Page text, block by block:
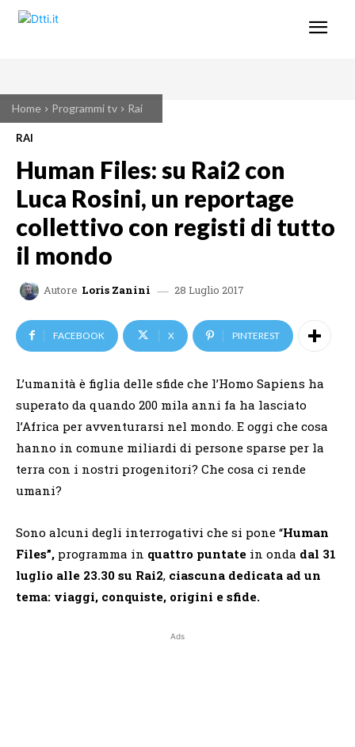
Home Programmi tv Rai
RAI
Human Files: su Rai2 con
Luca Rosini, un reportage
collettivo con registi di tutto
il mondo
Autore Loris Zanini 28 Luglio 2017
FACEBOOK X PINTEREST
L’umanità è figlia delle sfide che l’Homo Sapiens ha
superato da quando 200 mila anni fa ha lasciato
l’Africa per avventurarsi nel mondo. E oggi che cosa
hanno in comune miliardi di persone sparse per la
terra con i nostri progenitori? Che cosa ci rende
umani?
Sono alcuni degli interrogativi che si pone “Human
Files”, programma in quattro puntate in onda dal 31
luglio alle 23.30 su Rai2, ciascuna dedicata ad un
tema: viaggi, conquiste, origini e sfide.
Ads